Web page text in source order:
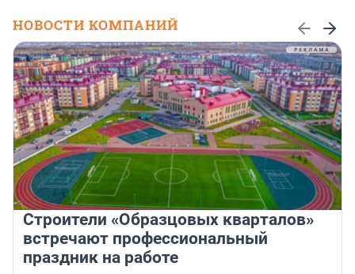
НОВОСТИ КОМПАНИЙ
Строители «Образцовых кварталов»
встречают профессиональный
праздник на работе